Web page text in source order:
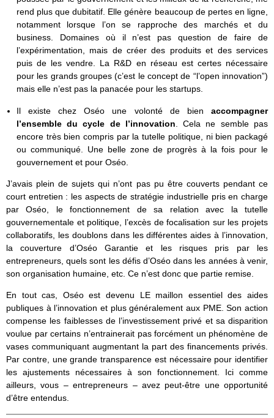
rend plus que dubitatif. Elle génère beaucoup de pertes en ligne,
notamment lorsque l’on se rapproche des marchés et du
business. Domaines où il n’est pas question de faire de
l’expérimentation, mais de créer des produits et des services
puis de les vendre. La R&D en réseau est certes nécessaire
pour les grands groupes (c’est le concept de “l’open innovation”)
mais elle n’est pas la panacée pour les startups.
Il existe chez Oséo une volonté de bien accompagner
l’ensemble du cycle de l’innovation . Cela ne semble pas
encore très bien compris par la tutelle politique, ni bien packagé
ou communiqué. Une belle zone de progrès à la fois pour le
gouvernement et pour Oséo.
J’avais plein de sujets qui n’ont pas pu être couverts pendant ce
court entretien : les aspects de stratégie industrielle pris en charge
par Oséo, le fonctionnement de sa relation avec la tutelle
gouvernementale et politique, l’excès de focalisation sur les projets
collaboratifs, les doublons dans les différentes aides à l’innovation,
la couverture d’Oséo Garantie et les risques pris par les
entrepreneurs, quels sont les défis d’Oséo dans les années à venir,
son organisation humaine, etc. Ce n’est donc que partie remise.
En tout cas, Oséo est devenu LE maillon essentiel des aides
publiques à l’innovation et plus généralement aux PME. Son action
compense les faiblesses de l’investissement privé et sa disparition
voulue par certains n’entrainerait pas forcément un phénomène de
vases communiquant augmentant la part des financements privés.
Par contre, une grande transparence est nécessaire pour identifier
les ajustements nécessaires à son fonctionnement. Ici comme
ailleurs, vous – entrepreneurs – avez peut-être une opportunité
d’être entendus.